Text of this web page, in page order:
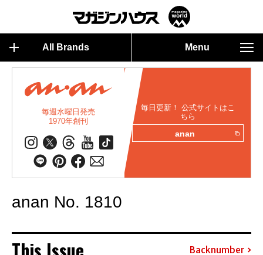
All Brands Menu
毎週水曜日発売
1970年創刊
毎日更新！ 公式サイトはこ
ちら
anan
anan No. 1810
Backnumber